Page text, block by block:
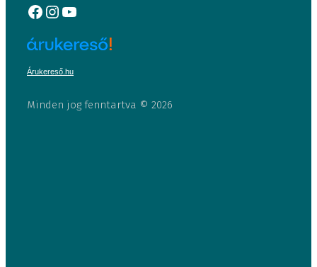
Facebook
Instagram
YouTube
Árukereső.hu
Minden jog fenntartva © 2026